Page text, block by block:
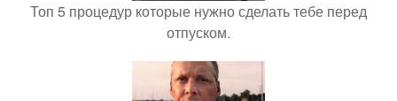
Топ 5 процедур которые нужно сделать тебе перед
отпуском.